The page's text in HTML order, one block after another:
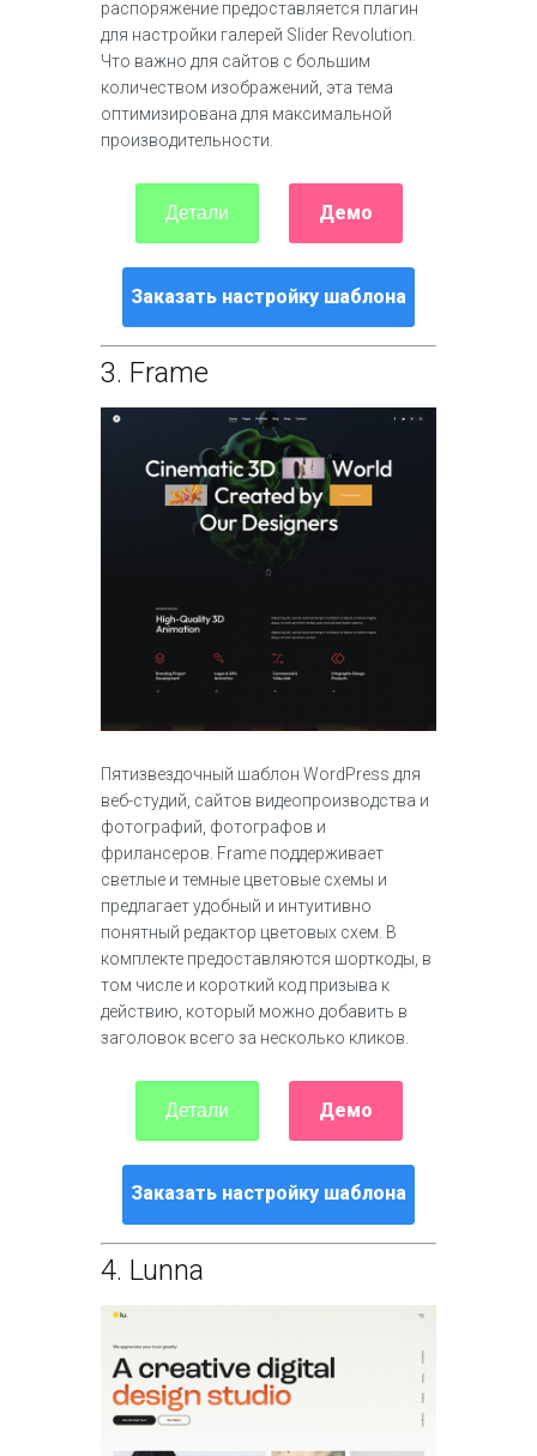
распоряжение предоставляется плагин
для настройки галерей Slider Revolution.
Что важно для сайтов с большим
количеством изображений, эта тема
оптимизирована для максимальной
производительности.
Детали Демо
Заказать настройку шаблона
3. Frame
Пятизвездочный шаблон WordPress для
веб-студий, сайтов видеопроизводства и
фотографий, фотографов и
фрилансеров. Frame поддерживает
светлые и темные цветовые схемы и
предлагает удобный и интуитивно
понятный редактор цветовых схем. В
комплекте предоставляются шорткоды, в
том числе и короткий код призыва к
действию, который можно добавить в
заголовок всего за несколько кликов.
Детали Демо
Заказать настройку шаблона
4. Lunna